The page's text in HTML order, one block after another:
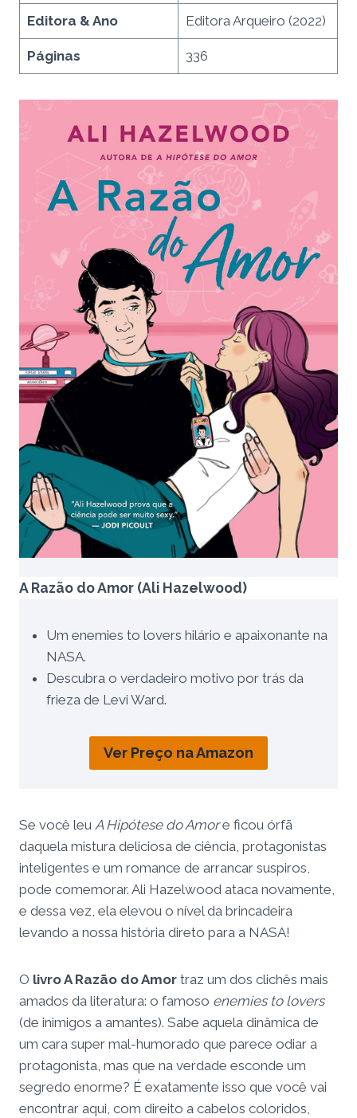
Editora & Ano Editora Arqueiro (2022)
Páginas 336
A Razão do Amor (Ali Hazelwood)
Um enemies to lovers hilário e apaixonante na
NASA.
Descubra o verdadeiro motivo por trás da
frieza de Levi Ward.
Ver Preço na Amazon
Se você leu A Hipótese do Amore ficou órfã
daquela mistura deliciosa de ciência, protagonistas
inteligentes e um romance de arrancar suspiros,
pode comemorar. Ali Hazelwood ataca novamente,
e dessa vez, ela elevou o nível da brincadeira
levando a nossa história direto para a NASA!
O livro A Razão do Amor traz um dos clichês mais
amados da literatura: o famoso enemies to lovers
(de inimigos a amantes). Sabe aquela dinâmica de
um cara super mal-humorado que parece odiar a
protagonista, mas que na verdade esconde um
segredo enorme? É exatamente isso que você vai
encontrar aqui, com direito a cabelos coloridos,